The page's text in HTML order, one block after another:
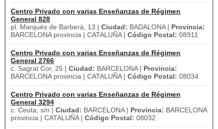
Centro Privado con varias Enseñanzas de Régimen
General 828
pl. Marquès de Barberà, 13 | Ciudad: BADALONA | Provincia:
BARCELONA provincia | CATALUÑA | Código Postal: 08911
Centro Privado con varias Enseñanzas de Régimen
General 2766
c. Sagrat Cor, 25 | Ciudad: BARCELONA | Provincia:
BARCELONA provincia | CATALUÑA | Código Postal: 08034
Centro Privado con varias Enseñanzas de Régimen
General 3294
c. Ceuta, s/n | Ciudad: BARCELONA | Provincia: BARCELONA
provincia | CATALUÑA | Código Postal: 08032